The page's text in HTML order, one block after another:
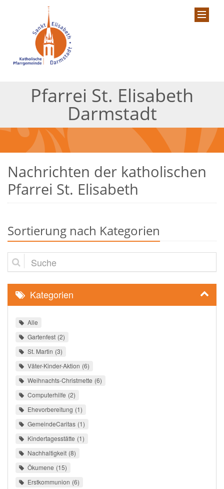
Pfarrei St. Elisabeth
Darmstadt
Nachrichten der katholischen
Pfarrei St. Elisabeth
Sortierung nach Kategorien
Suche
Kategorien
Alle
Gartenfest 2
St. Martin 3
Väter-Kinder-Aktion 6
Weihnachts-Christmette 6
Computerhilfe 2
Ehevorbereitung 1
GemeindeCaritas 1
Kindertagesstätte 1
Nachhaltigkeit 8
Ökumene 15
Erstkommunion 6